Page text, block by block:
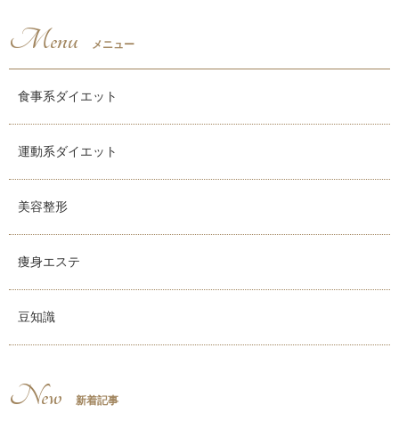
Menu メニュー
食事系ダイエット
運動系ダイエット
美容整形
痩身エステ
豆知識
New 新着記事